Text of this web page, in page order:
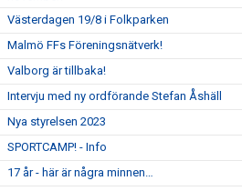
Västerdagen 19/8 i Folkparken
Malmö FFs Föreningsnätverk!
Valborg är tillbaka!
Intervju med ny ordförande Stefan Åshäll
Nya styrelsen 2023
SPORTCAMP! - Info
17 år - här är några minnen…